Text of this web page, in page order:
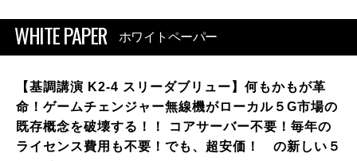
WHITE PAPER ホワイトペーパー
【基調講演 K2-4 スリーダブリュー】何もかもが革
命！ゲームチェンジャー無線機がローカル５G市場の
既存概念を破壊する！！ コアサーバー不要！毎年の
ライセンス費用も不要！でも、超安価！ の新しい５